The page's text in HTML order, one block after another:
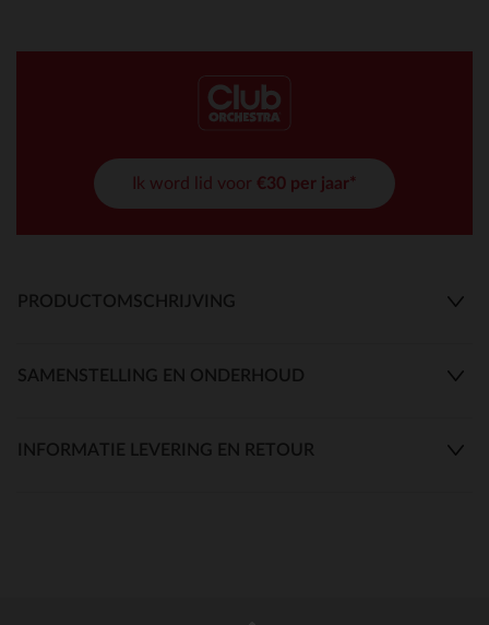
Ik word lid voor €30 per jaar*
PRODUCTOMSCHRIJVING
SAMENSTELLING EN ONDERHOUD
INFORMATIE LEVERING EN RETOUR